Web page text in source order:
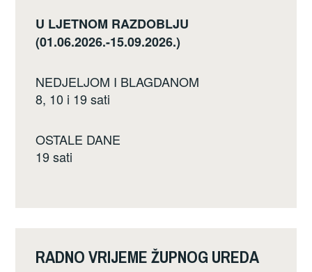
U LJETNOM RAZDOBLJU
(01.06.2026.-15.09.2026.)
NEDJELJOM I BLAGDANOM
8, 10 i 19 sati
OSTALE DANE
19 sati
RADNO VRIJEME ŽUPNOG UREDA